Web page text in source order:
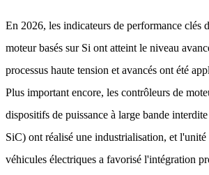
En 2026, les indicateurs de performance clés
moteur basés sur Si ont atteint le niveau
processus haute tension et avancés ont été
Plus important encore, les contrôleurs de
dispositifs de puissance à large bande
SiC) ont réalisé une industrialisation, et l'unité
véhicules électriques a favorisé l'intégration